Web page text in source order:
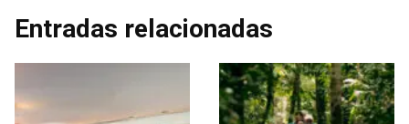
Entradas relacionadas